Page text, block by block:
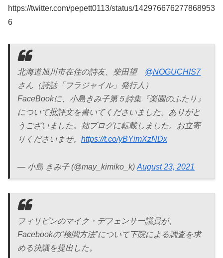
https://twitter.com/pepett0113/status/142976676277868953
6
北海道旭川市在住の詩友、柴田望 @NOGUCHIS7
さん（詩誌「フラジャイル」発行人）
FaceBookに、小島きみ子第５詩集『楽園のふたり』
について批評文を書いてくださいました。ありがと
うございました。拙ブログに転載しました。お立寄
りくださいませ。 https://t.co/yBYimXzNDx
— 小島 きみ子 (@may_kimiko_k) August 23, 2021
フィリピンのマイク・デフェンサー議員が、
Facebookの“検閲方法”について下院による調査を求
める決議を提出した。